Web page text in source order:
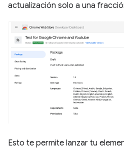
actualización solo a una
Esto te permite lanzar tu